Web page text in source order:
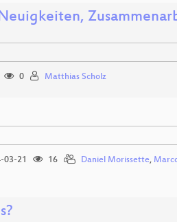
0 Matthias Scholz
03-21 16 Daniel Morissette,